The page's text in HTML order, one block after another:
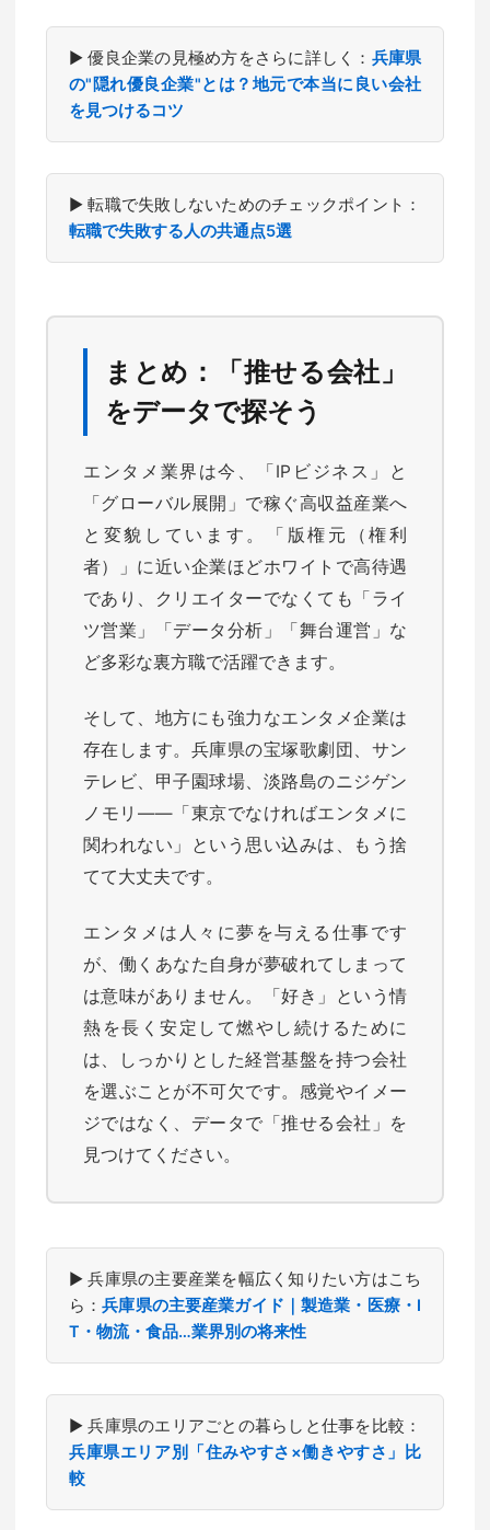
▶ 優良企業の見極め方をさらに詳しく： 兵庫県
の"隠れ優良企業"とは？地元で本当に良い会社
を見つけるコツ
▶ 転職で失敗しないためのチェックポイント：
転職で失敗する人の共通点5選
まとめ：「推せる会社」
をデータで探そう
エンタメ業界は今、「IPビジネス」と
「グローバル展開」で稼ぐ高収益産業へ
と変貌しています。「版権元（権利
者）」に近い企業ほどホワイトで高待遇
であり、クリエイターでなくても「ライ
ツ営業」「データ分析」「舞台運営」な
ど多彩な裏方職で活躍できます。
そして、地方にも強力なエンタメ企業は
存在します。兵庫県の宝塚歌劇団、サン
テレビ、甲子園球場、淡路島のニジゲン
ノモリ——「東京でなければエンタメに
関われない」という思い込みは、もう捨
てて大丈夫です。
エンタメは人々に夢を与える仕事です
が、働くあなた自身が夢破れてしまって
は意味がありません。「好き」という情
熱を長く安定して燃やし続けるために
は、しっかりとした経営基盤を持つ会社
を選ぶことが不可欠です。感覚やイメー
ジではなく、データで「推せる会社」を
見つけてください。
▶ 兵庫県の主要産業を幅広く知りたい方はこち
ら：兵庫県の主要産業ガイド｜製造業・医療・I
T・物流・食品…業界別の将来性
▶ 兵庫県のエリアごとの暮らしと仕事を比較：
兵庫県エリア別「住みやすさ×働きやすさ」比
較